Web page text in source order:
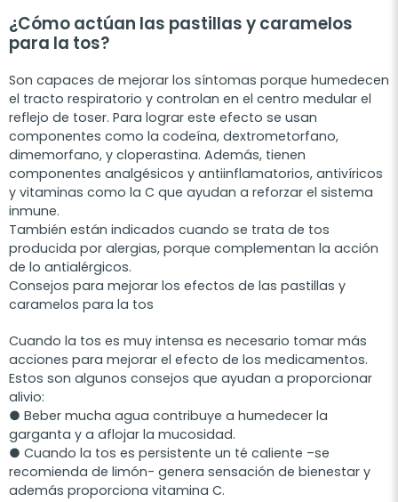
¿Cómo actúan las pastillas y caramelos
para la tos?
Son capaces de mejorar los síntomas porque humedecen
el tracto respiratorio y controlan en el centro medular el
reflejo de toser. Para lograr este efecto se usan
componentes como la codeína, dextrometorfano,
dimemorfano, y cloperastina. Además, tienen
componentes analgésicos y antiinflamatorios, antivíricos
y vitaminas como la C que ayudan a reforzar el sistema
inmune.
También están indicados cuando se trata de tos
producida por alergias, porque complementan la acción
de lo antialérgicos.
Consejos para mejorar los efectos de las pastillas y
caramelos para la tos
Cuando la tos es muy intensa es necesario tomar más
acciones para mejorar el efecto de los medicamentos.
Estos son algunos consejos que ayudan a proporcionar
alivio:
● Beber mucha agua contribuye a humedecer la
garganta y a aflojar la mucosidad.
● Cuando la tos es persistente un té caliente –se
recomienda de limón- genera sensación de bienestar y
además proporciona vitamina C.